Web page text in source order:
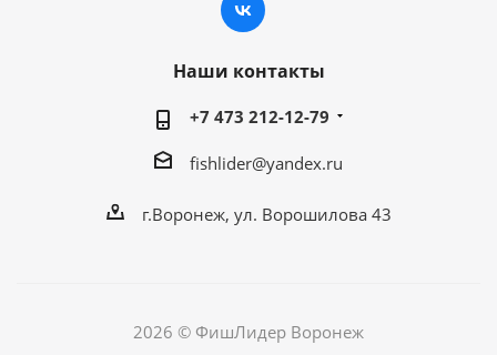
Наши контакты
+7 473 212-12-79
fishlider@yandex.ru
г.Воронеж, ул. Ворошилова 43
2026 © ФишЛидер Воронеж